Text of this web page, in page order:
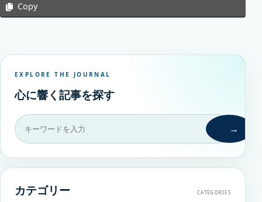
Copy
EXPLORE THE JOURNAL
心に響く記事を探す
→
カテゴリー CATEGORIES